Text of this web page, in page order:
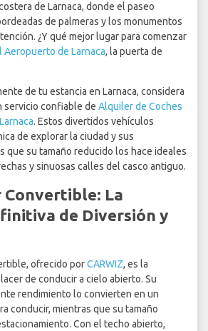
de Larnaca, donde el paseo
de palmeras y los monumentos
¿Y qué mejor lugar para comenzar
Aeropuerto de Larnaca, la puerta de
de tu estancia en Larnaca, considera
servicio confiable de Alquiler de Coches
. Estos divertidos vehículos
de explorar la ciudad y sus
que su tamaño reducido los hace ideales
y sinuosas calles del casco antiguo.
Convertible: La
de Diversión y
ofrecido porCARWIZ, es la
de conducir a cielo abierto. Su
rendimiento lo convierten en un
conducir, mientras que su tamaño
Con el techo abierto,